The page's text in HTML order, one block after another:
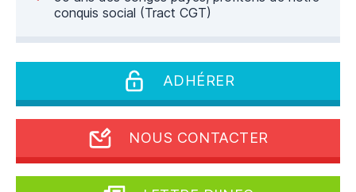
conquis social (Tract CGT)
ADHÉRER
NOUS CONTACTER